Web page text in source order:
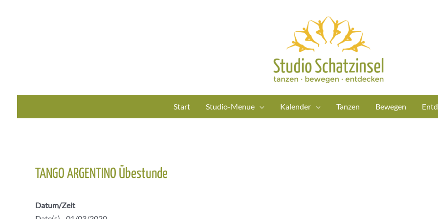
Start Studio-Menue Kalender Tanzen Bewegen
TANGO ARGENTINO Übestunde
Datum/Zeit